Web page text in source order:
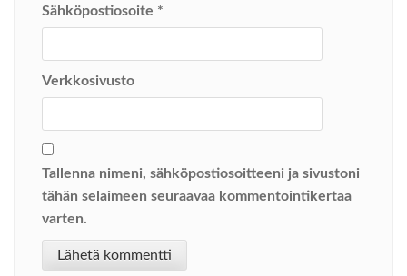
Sähköpostiosoite *
Verkkosivusto
Tallenna nimeni, sähköpostiosoitteeni ja sivustoni
tähän selaimeen seuraavaa kommentointikertaa
varten.